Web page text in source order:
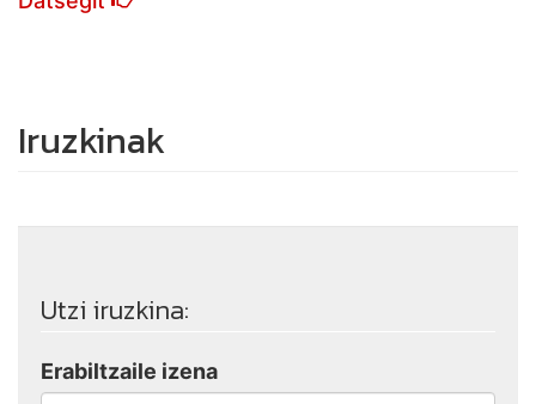
Iruzkinak
Utzi iruzkina:
Erabiltzaile izena